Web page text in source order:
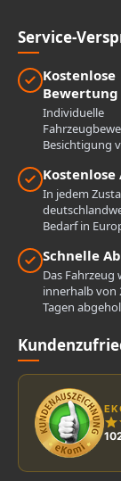
Service-
Kostenlose
Bewertung
Individuelle
Besichtigung
In jedem
Bedarf in
Schnelle
Das Fahrzeug
innerhalb von
Tagen